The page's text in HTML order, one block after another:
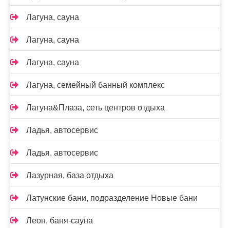
Лагуна, сауна
Лагуна, сауна
Лагуна, сауна
Лагуна, семейный банный комплекс
Лагуна&Плаза, сеть центров отдыха
Ладья, автосервис
Ладья, автосервис
Лазурная, база отдыха
Латунские бани, подразделение Новые бани
Леон, баня-сауна